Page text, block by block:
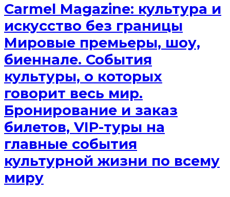
Сarmel Magazine: культура и
искусство без границы
Мировые премьеры, шоу,
биеннале. События
культуры, о которых
говорит весь мир.
Бронирование и заказ
билетов, VIP-туры на
главные события
культурной жизни по всему
миру